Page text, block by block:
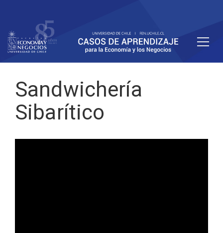
Sandwichería
Sibarítico